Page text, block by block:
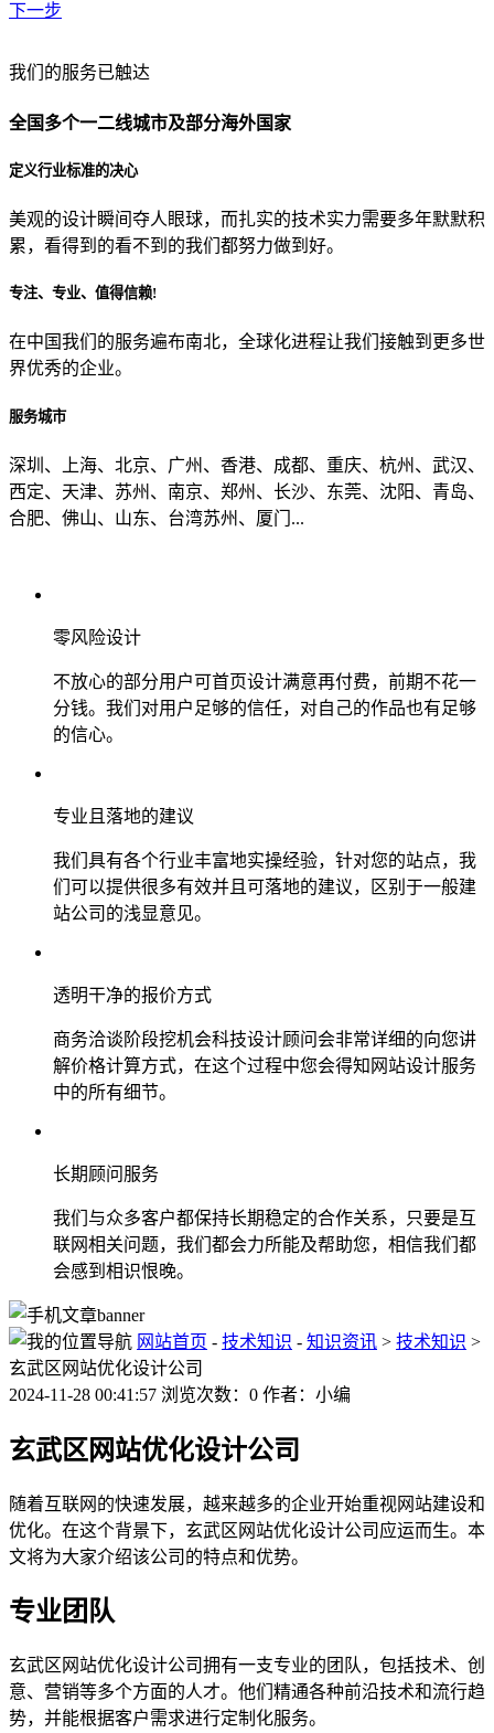
下一步
贵公司预算范围是？
贵公司的团队规模是？
目前主要的营销渠道是？
我们的服务已触达
全国多个一二线城市及部分海外国家
定义行业标准的决心
美观的设计瞬间夺人眼球，而扎实的技术实力需要多年默默积
累，看得到的看不到的我们都努力做到好。
专注、专业、值得信赖!
在中国我们的服务遍布南北，全球化进程让我们接触到更多世
界优秀的企业。
服务城市
深圳、上海、北京、广州、香港、成都、重庆、杭州、武汉、
西定、天津、苏州、南京、郑州、长沙、东莞、沈阳、青岛、
合肥、佛山、山东、台湾苏州、厦门...
零风险设计
不放心的部分用户可首页设计满意再付费，前期不花一
分钱。我们对用户足够的信任，对自己的作品也有足够
的信心。
专业且落地的建议
我们具有各个行业丰富地实操经验，针对您的站点，我
们可以提供很多有效并且可落地的建议，区别于一般建
站公司的浅显意见。
透明干净的报价方式
商务洽谈阶段挖机会科技设计顾问会非常详细的向您讲
解价格计算方式，在这个过程中您会得知网站设计服务
中的所有细节。
长期顾问服务
我们与众多客户都保持长期稳定的合作关系，只要是互
联网相关问题，我们都会力所能及帮助您，相信我们都
会感到相识恨晚。
网站首页 - 技术知识 - 知识资讯 > 技术知识 >
玄武区网站优化设计公司
2024-11-28 00:41:57 浏览次数：0 作者：小编
玄武区网站优化设计公司
随着互联网的快速发展，越来越多的企业开始重视网站建设和
优化。在这个背景下，玄武区网站优化设计公司应运而生。本
文将为大家介绍该公司的特点和优势。
专业团队
玄武区网站优化设计公司拥有一支专业的团队，包括技术、创
意、营销等多个方面的人才。他们精通各种前沿技术和流行趋
势，并能根据客户需求进行定制化服务。